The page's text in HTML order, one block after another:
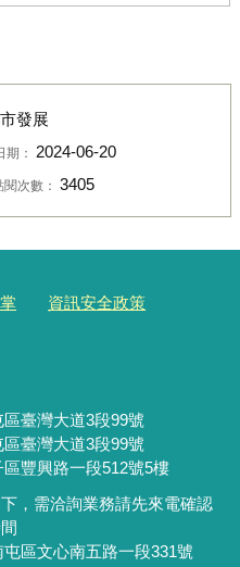
發展
期： 2024-06-20
閱次數： 3405
資訊安全政策
臺灣大道3段99號
臺灣大道3段99號
豐興路一段512號5樓
，需洽詢業務請先來電確認
區文心南五路一段331號